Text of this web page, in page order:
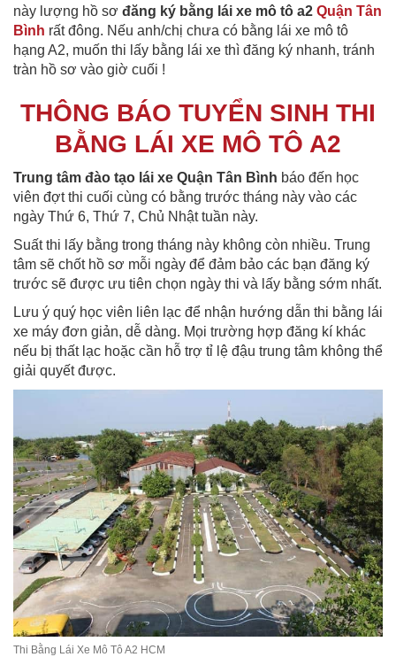
này lượng hồ sơ đăng ký bằng lái xe mô tô a2 Quận Tân
Bình rất đông. Nếu anh/chị chưa có bằng lái xe mô tô
hạng A2, muốn thi lấy bằng lái xe thì đăng ký nhanh, tránh
tràn hồ sơ vào giờ cuối !
THÔNG BÁO TUYỂN SINH THI
BẰNG LÁI XE MÔ TÔ A2
Trung tâm đào tạo lái xe Quận Tân Bình báo đến học
viên đợt thi cuối cùng có bằng trước tháng này vào các
ngày Thứ 6, Thứ 7, Chủ Nhật tuần này.
Suất thi lấy bằng trong tháng này không còn nhiều. Trung
tâm sẽ chốt hồ sơ mỗi ngày để đảm bảo các bạn đăng ký
trước sẽ được ưu tiên chọn ngày thi và lấy bằng sớm nhất.
Lưu ý quý học viên liên lạc để nhận hướng dẫn thi bằng lái
xe máy đơn giản, dễ dàng. Mọi trường hợp đăng kí khác
nếu bị thất lạc hoặc cần hỗ trợ tỉ lệ đậu trung tâm không thể
giải quyết được.
Thi Bằng Lái Xe Mô Tô A2 HCM